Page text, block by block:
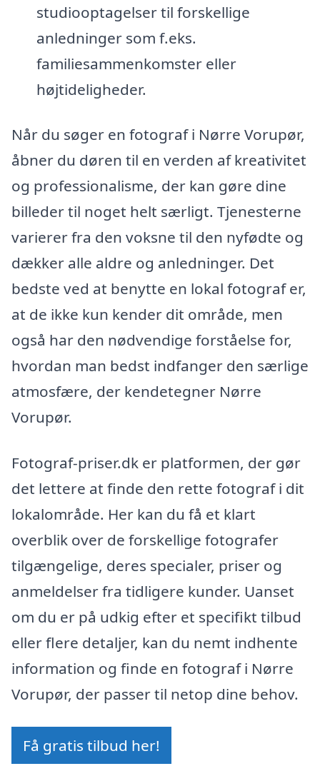
studiooptagelser til forskellige
anledninger som f.eks.
familiesammenkomster eller
højtideligheder.
Når du søger en fotograf i Nørre Vorupør,
åbner du døren til en verden af kreativitet
og professionalisme, der kan gøre dine
billeder til noget helt særligt. Tjenesterne
varierer fra den voksne til den nyfødte og
dækker alle aldre og anledninger. Det
bedste ved at benytte en lokal fotograf er,
at de ikke kun kender dit område, men
også har den nødvendige forståelse for,
hvordan man bedst indfanger den særlige
atmosfære, der kendetegner Nørre
Vorupør.
Fotograf-priser.dk er platformen, der gør
det lettere at finde den rette fotograf i dit
lokalområde. Her kan du få et klart
overblik over de forskellige fotografer
tilgængelige, deres specialer, priser og
anmeldelser fra tidligere kunder. Uanset
om du er på udkig efter et specifikt tilbud
eller flere detaljer, kan du nemt indhente
information og finde en fotograf i Nørre
Vorupør, der passer til netop dine behov.
Få gratis tilbud her!